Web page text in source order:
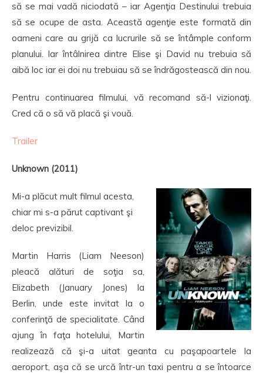
să se mai vadă niciodată – iar Agenţia Destinului trebuia
să se ocupe de asta. Această agenţie este formată din
oameni care au grijă ca lucrurile să se întâmple conform
planului. Iar întâlnirea dintre Elise şi David nu trebuia să
aibă loc iar ei doi nu trebuiau să se îndrăgostească din nou.
Pentru continuarea filmului, vă recomand să-l vizionaţi.
Cred că o să vă placă şi vouă.
Trailer
Unknown (2011)
Mi-a plăcut mult filmul acesta,
chiar mi s-a părut captivant şi
deloc previzibil.
Martin Harris (Liam Neeson)
pleacă alături de soţia sa,
Elizabeth (January Jones) la
Berlin, unde este invitat la o
conferinţă de specialitate. Când
ajung în faţa hotelului, Martin
realizează că şi-a uitat geanta cu paşapoartele la
aeroport, aşa că se urcă într-un taxi pentru a se întoarce